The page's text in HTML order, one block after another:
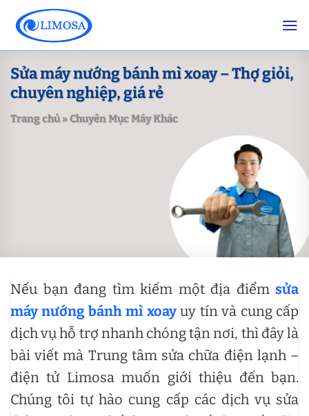
content
Sửa máy nướng bánh mì xoay – Thợ giỏi,
chuyên nghiệp, giá rẻ
Trang chủ»Chuyên Mục Máy Khác
Nếu bạn đang tìm kiếm một địa điểm sửa
máy nướng bánh mì xoayuy tín và cung cấp
dịch vụ hỗ trợ nhanh chóng tận nơi, thì đây là
bài viết mà Trung tâm sửa chữa điện lạnh –
điện tử Limosa muốn giới thiệu đến bạn.
Chúng tôi tự hào cung cấp các dịch vụ sửa